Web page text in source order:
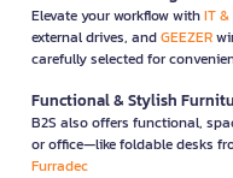
Elevate your workflow withIT
external drives, andGEEZER
carefully selected for
Functional & Stylish
B2S also offers functional,
or office—like foldable desks
Furradec